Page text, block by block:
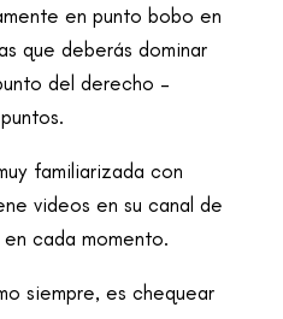
en punto bobo en
que deberás dominar
del derecho –
familiarizada con
videos en su canal de
cada momento.
siempre, es chequear